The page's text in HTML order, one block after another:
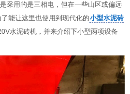
用的是三相电，但在一些山区或偏远
能让这里也使用到现代化的小型水泥砖
水泥砖机，并来介绍下小型两项设备